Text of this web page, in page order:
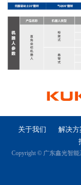
关于我们 解决方
Copyright © 广东鑫光智能